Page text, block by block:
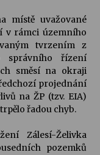
Rufus Miller
místě uvažované
v rámci územního
tvrzením z
správního řízení
směsí na okraji
projednání
na ŽP (tzv. EIA)
řadou chyb.
Zálesí-Želivka
pozemků